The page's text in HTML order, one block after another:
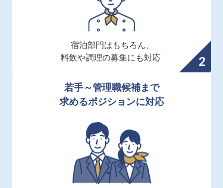
宿泊部門はもちろん、
料飲や調理の募集にも対応
若手～管理職候補まで
求めるポジションに対応